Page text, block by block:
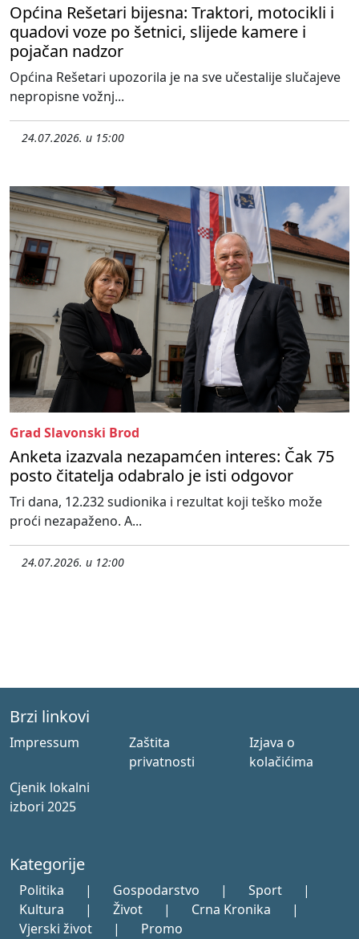
Općina Rešetari bijesna: Traktori, motocikli i
quadovi voze po šetnici, slijede kamere i
pojačan nadzor
Općina Rešetari upozorila je na sve učestalije slučajeve
nepropisne vožnj...
24.07.2026. u 15:00
Grad Slavonski Brod
Anketa izazvala nezapamćen interes: Čak 75
posto čitatelja odabralo je isti odgovor
Tri dana, 12.232 sudionika i rezultat koji teško može
proći nezapaženo. A...
24.07.2026. u 12:00
Brzi linkovi
Impressum
Zaštita
privatnosti
Izjava o
kolačićima
Cjenik lokalni
izbori 2025
Kategorije
Politika | Gospodarstvo | Sport
|
Kultura
| Život | Crna Kronika
|
Vjerski život
| Promo